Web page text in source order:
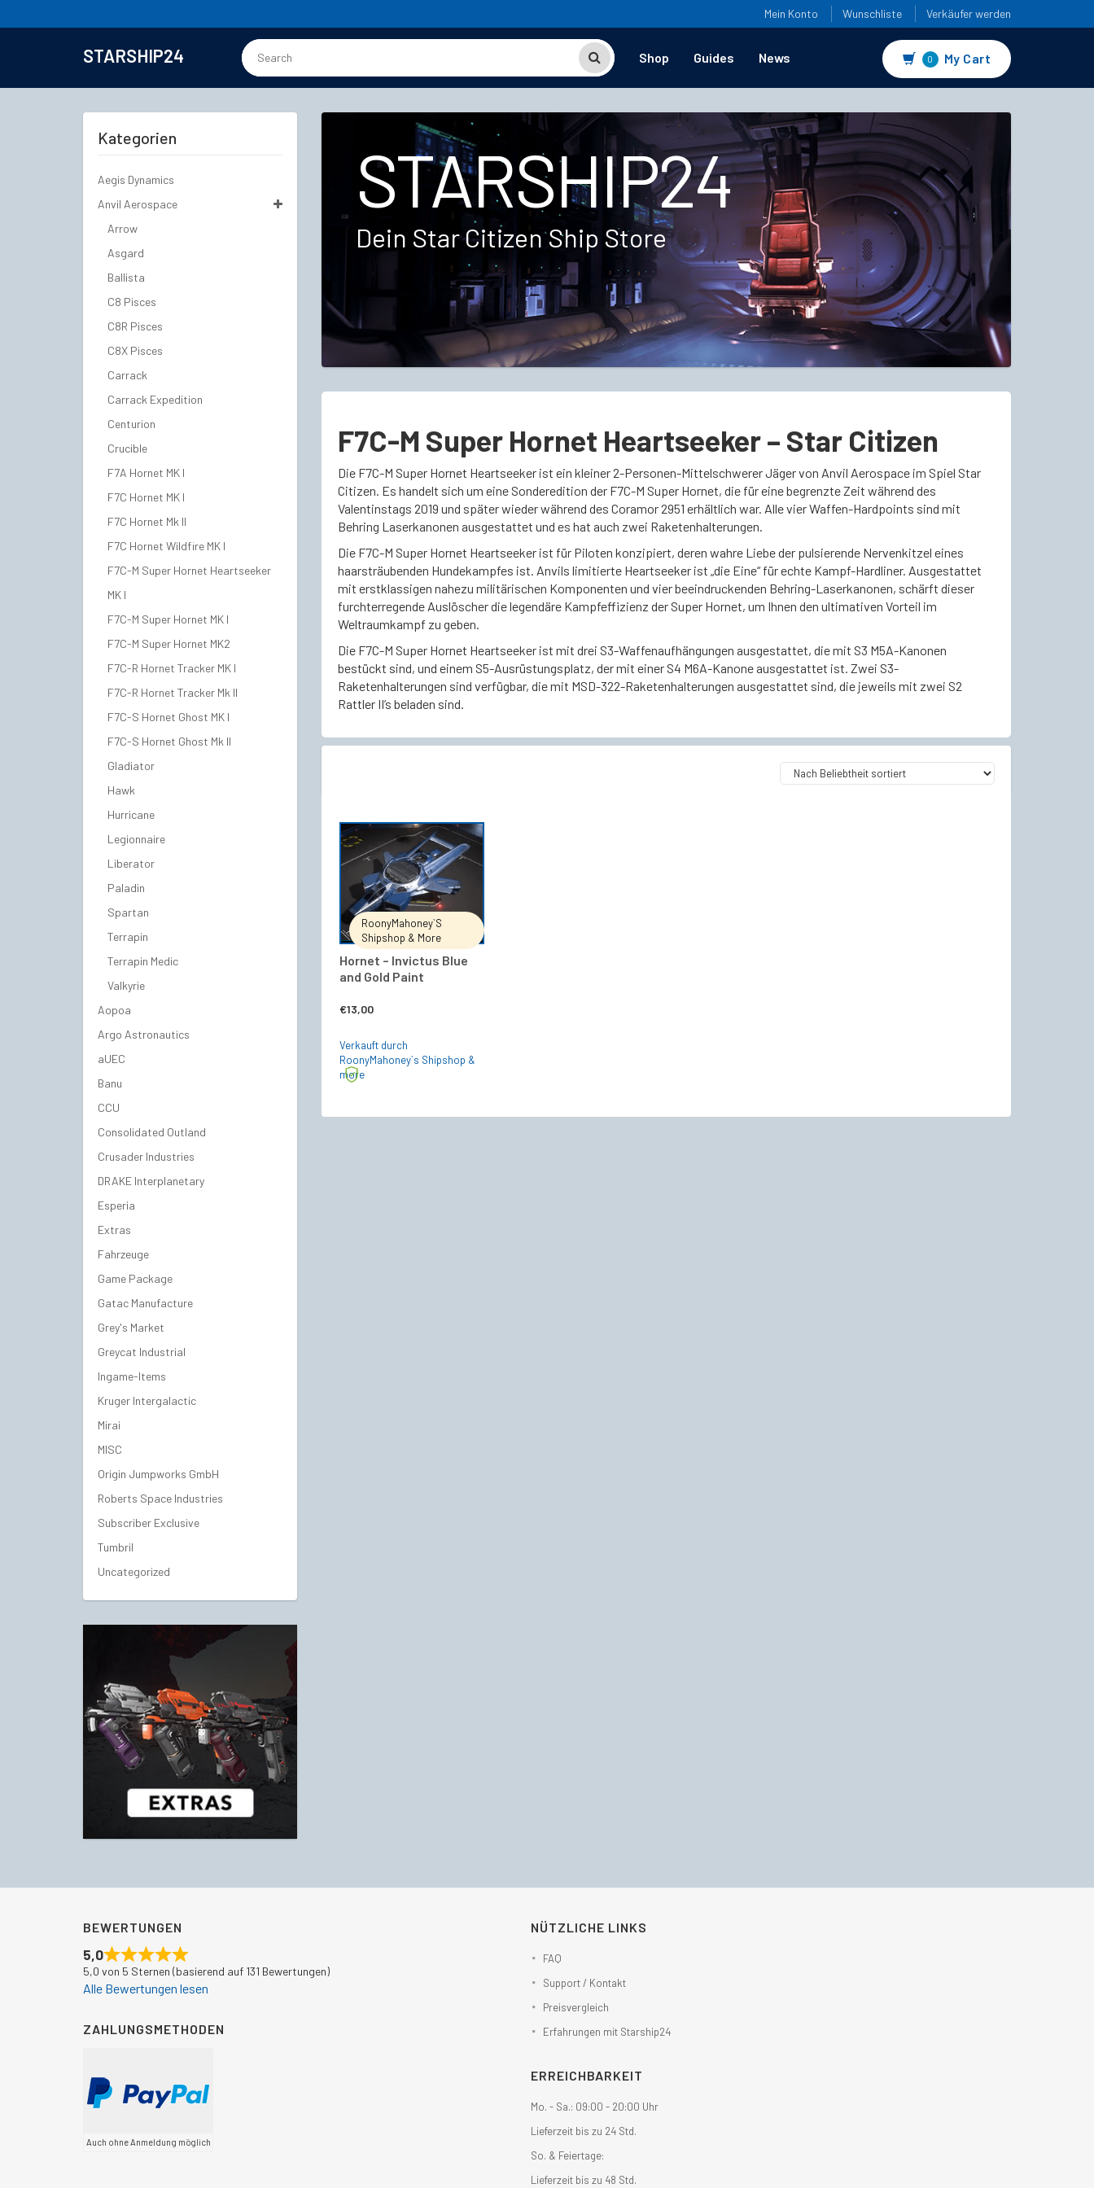
Mein Konto Wunschliste Verkäufer werden
STARSHIP24 Shop Guides News 0 My Cart
STARSHIP24
Dein Star Citizen Ship Store
F7C-M Super Hornet Heartseeker – Star Citizen
Die F7C-M Super Hornet Heartseeker ist ein kleiner 2-Personen-Mittelschwerer Jäger von Anvil Aerospace im Spiel Star
Citizen. Es handelt sich um eine Sonderedition der F7C-M Super Hornet, die für eine begrenzte Zeit während des
Valentinstags 2019 und später wieder während des Coramor 2951 erhältlich war. Alle vier Waffen-Hardpoints sind mit
Behring Laserkanonen ausgestattet und es hat auch zwei Raketenhalterungen.
Die F7C-M Super Hornet Heartseeker ist für Piloten konzipiert, deren wahre Liebe der pulsierende Nervenkitzel eines
haarsträubenden Hundekampfes ist. Anvils limitierte Heartseeker ist „die Eine“ für echte Kampf-Hardliner. Ausgestattet
mit erstklassigen nahezu militärischen Komponenten und vier beeindruckenden Behring-Laserkanonen, schärft dieser
furchterregende Auslöscher die legendäre Kampfeffizienz der Super Hornet, um Ihnen den ultimativen Vorteil im
Weltraumkampf zu geben.
Die F7C-M Super Hornet Heartseeker ist mit drei S3-Waffenaufhängungen ausgestattet, die mit S3 M5A-Kanonen
bestückt sind, und einem S5-Ausrüstungsplatz, der mit einer S4 M6A-Kanone ausgestattet ist. Zwei S3-
Raketenhalterungen sind verfügbar, die mit MSD-322-Raketenhalterungen ausgestattet sind, die jeweils mit zwei S2
Rattler II’s beladen sind.
RoonyMahoney`s
Shipshop & More
Hornet – Invictus Blue
and Gold Paint
€13,00
IN DEN WARENKORB
Verkauft durch
RoonyMahoney`s Shipshop &
more
Kategorien
Aegis Dynamics
Anvil Aerospace
Arrow
Asgard
Ballista
C8 Pisces
C8R Pisces
C8X Pisces
Carrack
Carrack Expedition
Centurion
Crucible
F7A Hornet MK I
F7C Hornet MK I
F7C Hornet Mk II
F7C Hornet Wildfire MK I
F7C-M Super Hornet Heartseeker
MK I
F7C-M Super Hornet MK I
F7C-M Super Hornet MK2
F7C-R Hornet Tracker MK I
F7C-R Hornet Tracker Mk II
F7C-S Hornet Ghost MK I
F7C-S Hornet Ghost Mk II
Gladiator
Hawk
Hurricane
Legionnaire
Liberator
Paladin
Spartan
Terrapin
Terrapin Medic
Valkyrie
Aopoa
Argo Astronautics
aUEC
Banu
CCU
Consolidated Outland
Crusader Industries
DRAKE Interplanetary
Esperia
Extras
Fahrzeuge
Game Package
Gatac Manufacture
Grey's Market
Greycat Industrial
Ingame-Items
Kruger Intergalactic
Mirai
MISC
Origin Jumpworks GmbH
Roberts Space Industries
Subscriber Exclusive
Tumbril
Uncategorized
BEWERTUNGEN
5,0
5,0 von 5 Sternen (basierend auf 131 Bewertungen)
Alle Bewertungen lesen
ZAHLUNGSMETHODEN
Auch ohne Anmeldung möglich
NÜTZLICHE LINKS
FAQ
Support / Kontakt
Preisvergleich
Erfahrungen mit Starship24
ERREICHBARKEIT
Mo. - Sa.: 09:00 - 20:00 Uhr
Lieferzeit bis zu 24 Std.
So. & Feiertage:
Lieferzeit bis zu 48 Std.